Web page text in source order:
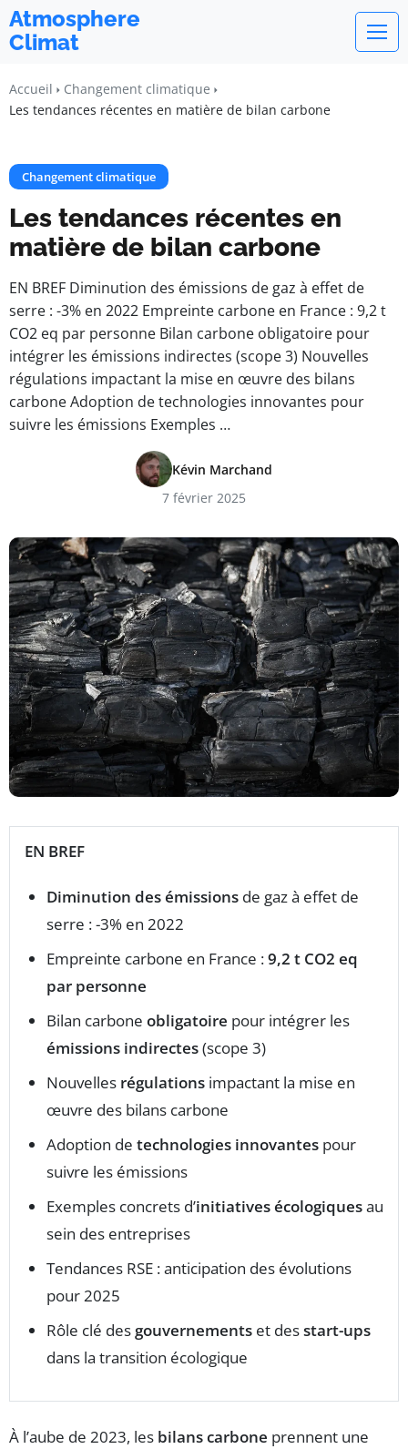
Atmosphere
Climat
Accueil
Changement climatique
Les tendances récentes en matière de bilan carbone
Changement climatique
Les tendances récentes en
matière de bilan carbone
EN BREF Diminution des émissions de gaz à effet de
serre : -3% en 2022 Empreinte carbone en France : 9,2 t
CO2 eq par personne Bilan carbone obligatoire pour
intégrer les émissions indirectes (scope 3) Nouvelles
régulations impactant la mise en œuvre des bilans
carbone Adoption de technologies innovantes pour
suivre les émissions Exemples …
Kévin Marchand
7 février 2025
EN BREF
Diminution des émissions de gaz à effet de
serre : -3% en 2022
Empreinte carbone en France :9,2 t CO2 eq
par personne
Bilan carbone obligatoire pour intégrer les
émissions indirectes(scope 3)
Nouvelles régulations impactant la mise en
œuvre des bilans carbone
Adoption de technologies innovantes pour
suivre les émissions
Exemples concrets d’initiatives écologiquesau
sein des entreprises
Tendances RSE : anticipation des évolutions
pour 2025
Rôle clé des gouvernements et desstart-ups
dans la transition écologique
À l’aube de 2023, les bilans carbone prennent une